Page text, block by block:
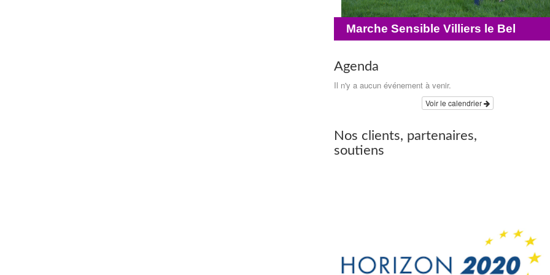
Marche Sensible Villiers le Bel
Agenda
Il n'y a aucun événement à venir.
Voir le calendrier
Nos clients, partenaires,
soutiens